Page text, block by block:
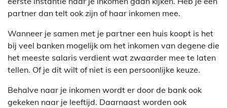
partner dan telt ook zijn of haar inkomen mee.
Wanneer je samen met je partner een huis koopt is het
bij veel banken mogelijk om het inkomen van degene die
het meeste salaris verdient wat zwaarder mee te laten
tellen. Of je dit wilt of niet is een persoonlijke keuze.
Behalve naar je inkomen wordt er door de bank ook
gekeken naar je leeftijd. Daarnaast worden ook